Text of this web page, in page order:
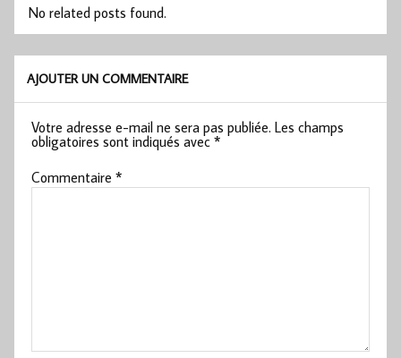
No related posts found.
AJOUTER UN COMMENTAIRE
Votre adresse e-mail ne sera pas publiée. Les champs
obligatoires sont indiqués avec*
Commentaire*